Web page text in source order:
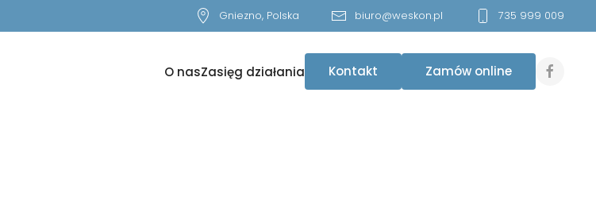
Gniezno, Polska biuro@weskon.pl 735 999 009
O nasZasięg działania Kontakt Zamów online